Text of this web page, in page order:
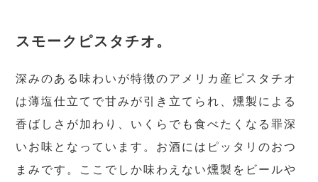
スモークピスタチオ。
深みのある味わいが特徴のアメリカ産ピスタチオ
は薄塩仕立てで甘みが引き立てられ、燻製による
香ばしさが加わり、いくらでも食べたくなる罪深
いお味となっています。お酒にはピッタリのおつ
まみです。ここでしか味わえない燻製をビールや